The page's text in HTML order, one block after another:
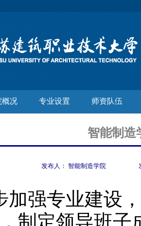
概况 专业设置 师资队伍
智能制造
发布人： 智能制造学院
加强专业建设
制定领导班子